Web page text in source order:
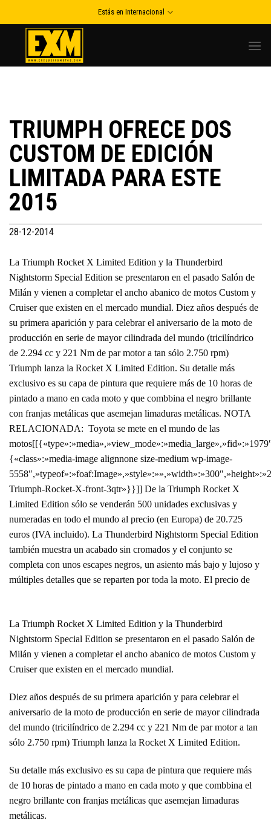
to
Estás en Internacional
TRIUMPH OFRECE DOS
CUSTOM DE EDICIÓN
LIMITADA PARA ESTE
2015
28-12-2014
La Triumph Rocket X Limited Edition y la Thunderbird
Nightstorm Special Edition se presentaron en el pasado Salón de
Milán y vienen a completar el ancho abanico de motos Custom y
Cruiser que existen en el mercado mundial. Diez años después de
su primera aparición y para celebrar el aniversario de la moto de
producción en serie de mayor cilindrada del mundo (tricilíndrico
de 2.294 cc y 221 Nm de par motor a tan sólo 2.750 rpm)
Triumph lanza la Rocket X Limited Edition. Su detalle más
exclusivo es su capa de pintura que requiere más de 10 horas de
pintado a mano en cada moto y que combbina el negro brillante
con franjas metálicas que asemejan limaduras metálicas. NOTA
RELACIONADA: Toyota se mete en el mundo de las
{«class»:»media-image alignnone size-medium wp-image-
Triumph-Rocket-X-front-3qtr»}}]] De la Triumph Rocket X
Limited Edition sólo se venderán 500 unidades exclusivas y
numeradas en todo el mundo al precio (en Europa) de 20.725
euros (IVA incluido). La Thunderbird Nightstorm Special Edition
también muestra un acabado sin cromados y el conjunto se
completa con unos escapes negros, un asiento más bajo y lujoso y
múltiples detalles que se reparten por toda la moto. El precio de
La Triumph Rocket X Limited Edition y la Thunderbird
Nightstorm Special Edition se presentaron en el pasado Salón de
Milán y vienen a completar el ancho abanico de motos Custom y
Cruiser que existen en el mercado mundial.
Diez años después de su primera aparición y para celebrar el
aniversario de la moto de producción en serie de mayor cilindrada
del mundo (tricilíndrico de 2.294 cc y 221 Nm de par motor a tan
sólo 2.750 rpm) Triumph lanza la Rocket X Limited Edition.
Su detalle más exclusivo es su capa de pintura que requiere más
de 10 horas de pintado a mano en cada moto y que combbina el
negro brillante con franjas metálicas que asemejan limaduras
metálicas.